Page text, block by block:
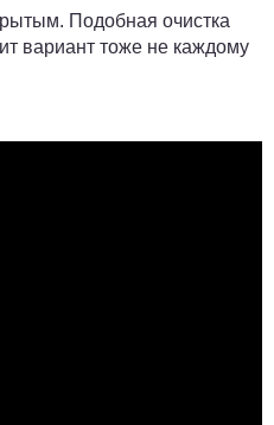
Подобная очистка
вариант тоже не каждому